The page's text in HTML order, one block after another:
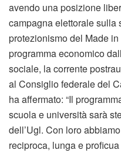
avendo una posizione
campagna elettorale sulla
protezionismo del Made
programma economico
sociale, la corrente
al Consiglio federale del
ha affermato: “Il
scuola e università sarà
dell’Ugl. Con loro
reciproca, lunga e